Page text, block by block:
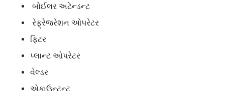
બોઈલર અટેન્ડન્ટ
રેફ્રેજરેશન ઓપરેટર
ફિટર
પ્લાન્ટ ઓપરેટર
વેલ્ડર
એકાઉન્ટન્ટ